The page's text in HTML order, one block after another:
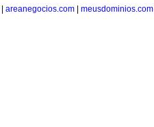
areanegocios.com meusdominios.com